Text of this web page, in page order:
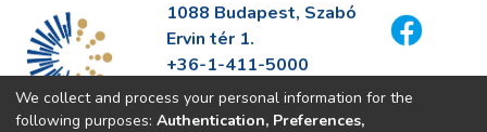
1088 Budapest, Szabó
Ervin tér 1.
+36-1-411-5000
info@fszek.hu
https://fszek.hu
We collect and process your personal information for the
following purposes: Authentication, Preferences,